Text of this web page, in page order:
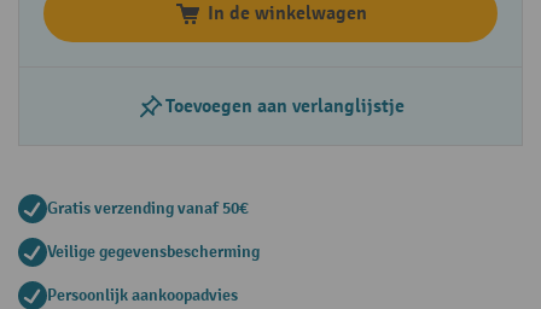
In de winkelwagen
Toevoegen aan verlanglijstje
Gratis verzending vanaf 50€
Veilige gegevensbescherming
Persoonlijk aankoopadvies